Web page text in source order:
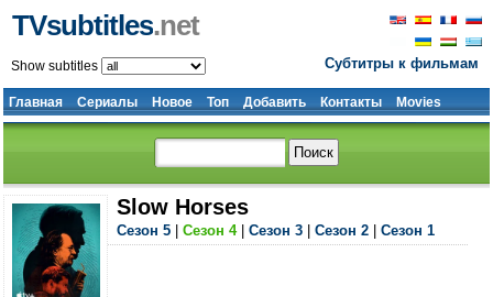
Субтитры к фильмам
TVsubtitles.net
Главная Сериалы Новое Топ Добавить Контакты Movies
Show subtitles
Slow Horses
Сезон 5 |Сезон 4|Сезон 3 |Сезон 2 |Сезон 1